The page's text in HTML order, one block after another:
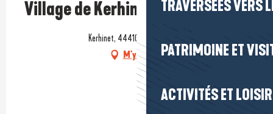
TRAVERSÉES VERS
PATRIMOINE ET
ACTIVITÉS ET
Village de Kerhinet
Kerhinet, 44410 Saint-Lyphard
M'y rendre